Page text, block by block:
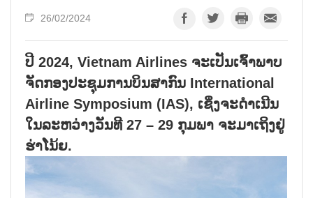
26/02/2024
ປີ 2024, Vietnam Airlines ຈະເປັນເຈົ້າພາບ
ຈັດກອງປະຊຸມການບິນສາກົນ International
Airline Symposium (IAS), ເຊິ່ງຈະດຳເນີນ
ໃນລະຫວ່າງວັນທີ 27 – 29 ກຸມພາ ຈະມາເຖິງຢູ່
ຮ່າໂນ້ຍ.